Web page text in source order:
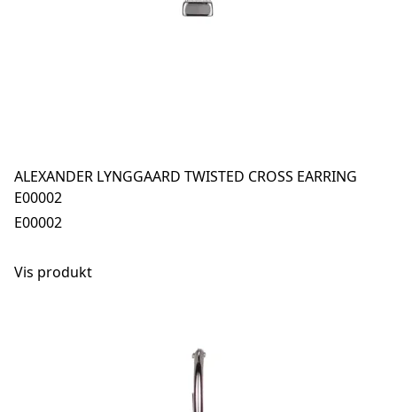
ALEXANDER LYNGGAARD TWISTED CROSS EARRING
E00002
E00002
Vis produkt